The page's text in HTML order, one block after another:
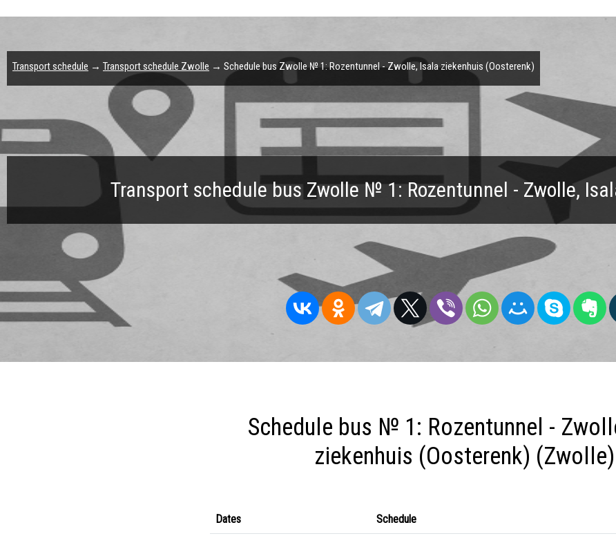
Transport schedule bus Zwolle № 1: Rozentunnel - Zwolle,
Transport schedule → Transport schedule Zwolle → Schedule bus Zwolle № 1: Rozentunnel - Zwolle, Isala ziekenhuis (Oosterenk)
Schedule bus № 1: Rozentunnel -
ziekenhuis (Oosterenk) (Zwolle)
Dates Schedule